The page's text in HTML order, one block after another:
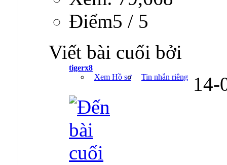
Ðiểm5 / 5
Viết bài cuối bởi
tigerx8
Xem Hồ sơ
Tin nhắn riêng